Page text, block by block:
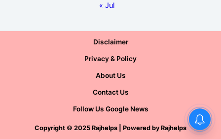
« Jul
Disclaimer
Privacy & Policy
About Us
Contact Us
Follow Us Google News
Copyright © 2025 Rajhelps | Powered by Rajhelps